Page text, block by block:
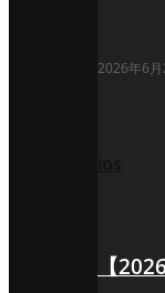
2026年6月
【